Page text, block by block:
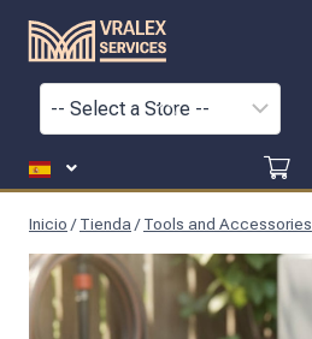
Inicio / Tienda/ Tools and Accessories